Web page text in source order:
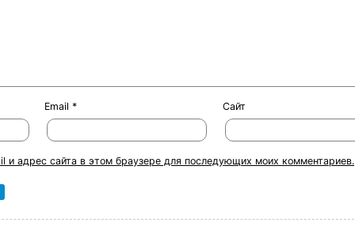
Email* Сайт
и адрес сайта в этом браузере для последующих моих комментариев.